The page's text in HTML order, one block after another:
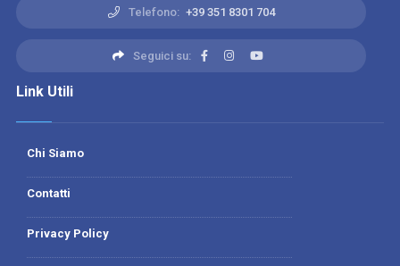
Telefono: +39 351 8301 704
Seguici su:
Link Utili
Chi Siamo
Contatti
Privacy Policy